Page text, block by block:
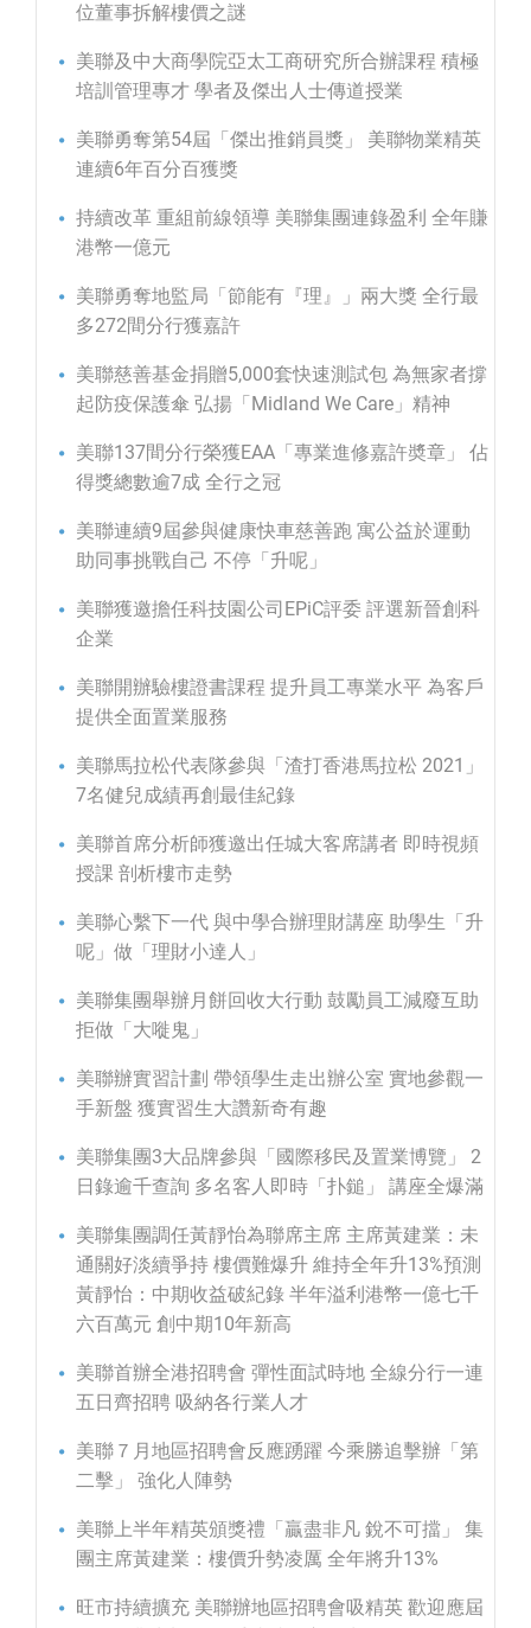
位董事拆解樓價之謎
美聯及中大商學院亞太工商研究所合辦課程 積極
培訓管理專才 學者及傑出人士傳道授業
美聯勇奪第54屆「傑出推銷員獎」 美聯物業精英
連續6年百分百獲獎
持續改革 重組前線領導 美聯集團連錄盈利 全年賺
港幣一億元
美聯勇奪地監局「節能有『理』」兩大獎 全行最
多272間分行獲嘉許
美聯慈善基金捐贈5,000套快速測試包 為無家者撐
起防疫保護傘 弘揚「Midland We Care」精神
美聯137間分行榮獲EAA「專業進修嘉許奬章」 佔
得獎總數逾7成 全行之冠
美聯連續9屆參與健康快車慈善跑 寓公益於運動
助同事挑戰自己 不停「升呢」
美聯獲邀擔任科技園公司EPiC評委 評選新晉創科
企業
美聯開辦驗樓證書課程 提升員工專業水平 為客戶
提供全面置業服務
美聯馬拉松代表隊參與「渣打香港馬拉松 2021」
7名健兒成績再創最佳紀錄
美聯首席分析師獲邀出任城大客席講者 即時視頻
授課 剖析樓市走勢
美聯心繫下一代 與中學合辦理財講座 助學生「升
呢」做「理財小達人」
美聯集團舉辦月餅回收大行動 鼓勵員工減廢互助
拒做「大嘥鬼」
美聯辦實習計劃 帶領學生走出辦公室 實地參觀一
手新盤 獲實習生大讚新奇有趣
美聯集團3大品牌參與「國際移民及置業博覽」 2
日錄逾千查詢 多名客人即時「扑鎚」 講座全爆滿
美聯集團調任黃靜怡為聯席主席 主席黃建業：未
通關好淡續爭持 樓價難爆升 維持全年升13%預測
黃靜怡：中期收益破紀錄 半年溢利港幣一億七千
六百萬元 創中期10年新高
美聯首辦全港招聘會 彈性面試時地 全線分行一連
五日齊招聘 吸納各行業人才
美聯７月地區招聘會反應踴躍 今乘勝追擊辦「第
二擊」 強化人陣勢
美聯上半年精英頒獎禮「贏盡非凡 銳不可擋」 集
團主席黃建業：樓價升勢凌厲 全年將升13%
旺市持續擴充 美聯辦地區招聘會吸精英 歡迎應屆